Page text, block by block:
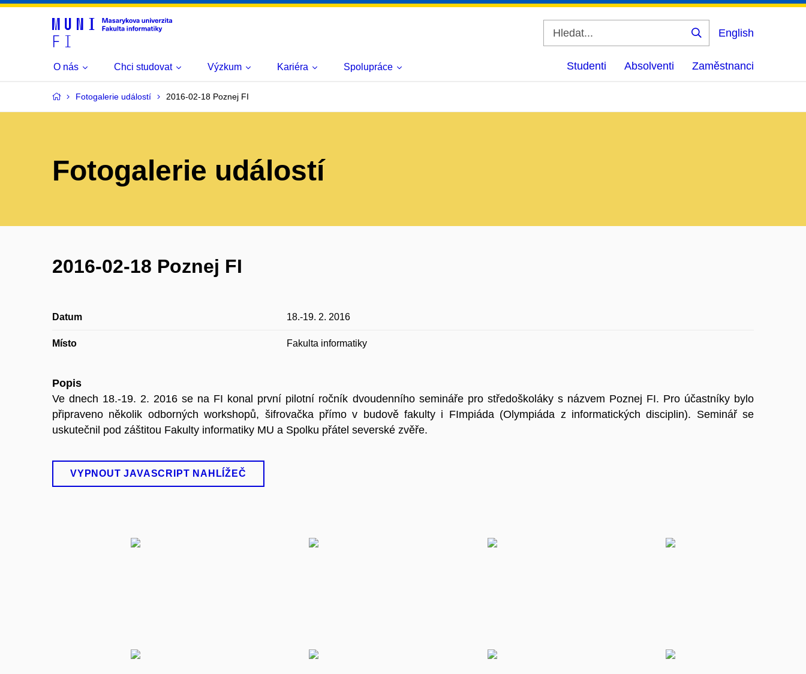
Vyhledat
English
O nás Chci studovat Výzkum Kariéra Spolupráce Studenti Absolventi Zaměstnanci
Fotogalerie událostí 2016-02-18 Poznej FI
Fotogalerie událostí
2016-02-18 Poznej FI
Datum 18.-19. 2. 2016
Místo Fakulta informatiky
Popis
Ve dnech 18.-19. 2. 2016 se na FI konal první pilotní ročník dvoudenního semináře pro středoškoláky s názvem Poznej FI. Pro účastníky bylo
připraveno několik odborných workshopů, šifrovačka přímo v budově fakulty i FImpiáda (Olympiáda z informatických disciplin). Seminář se
uskutečnil pod záštitou Fakulty informatiky MU a Spolku přátel severské zvěře.
VYPNOUT JAVASCRIPT NAHLÍŽEČ